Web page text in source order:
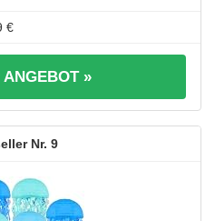
€
ANGEBOT »
9